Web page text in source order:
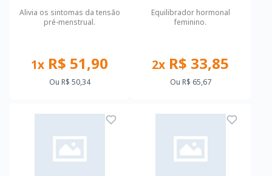
Alivia os sintomas da tensão
pré-menstrual.
1x R$ 51,90
Ou R$ 50,34
Equilibrador hormonal
feminino.
2x R$ 33,85
Ou R$ 65,67